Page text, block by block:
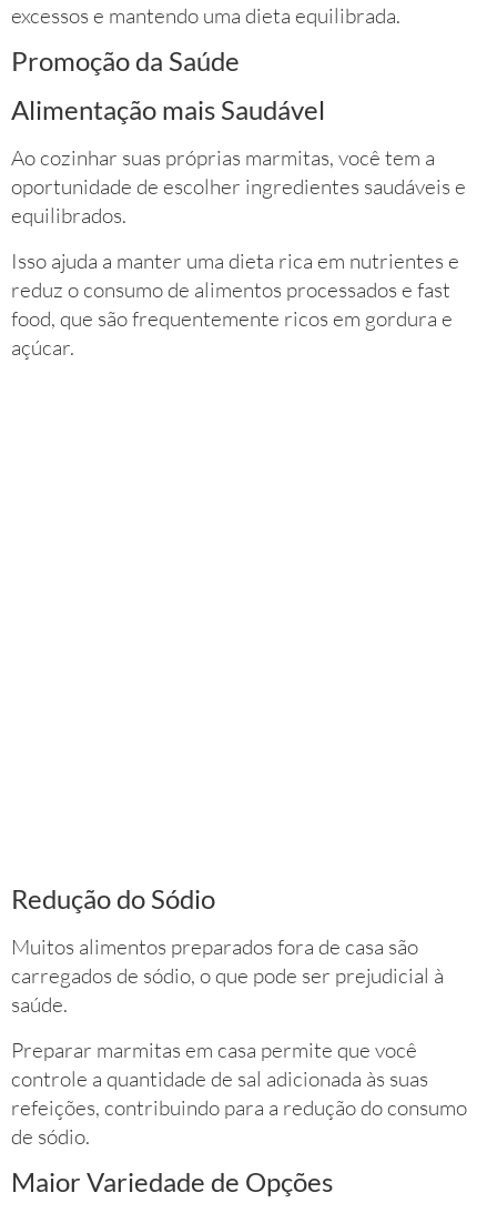
excessos e mantendo uma dieta equilibrada.
Promoção da Saúde
Alimentação mais Saudável
Ao cozinhar suas próprias marmitas, você tem a
oportunidade de escolher ingredientes saudáveis e
equilibrados.
Isso ajuda a manter uma dieta rica em nutrientes e
reduz o consumo de alimentos processados e fast
food, que são frequentemente ricos em gordura e
açúcar.
Redução do Sódio
Muitos alimentos preparados fora de casa são
carregados de sódio, o que pode ser prejudicial à
saúde.
Preparar marmitas em casa permite que você
controle a quantidade de sal adicionada às suas
refeições, contribuindo para a redução do consumo
de sódio.
Maior Variedade de Opções